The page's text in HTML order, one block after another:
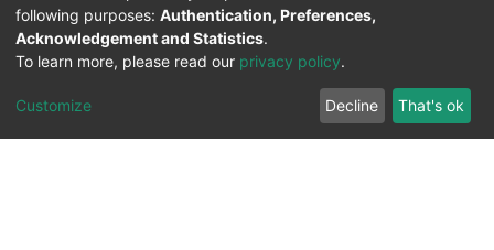
following purposes: Authentication, Preferences,
Acknowledgement and Statistics.
To learn more, please read our privacy policy.
Customize Decline That's ok